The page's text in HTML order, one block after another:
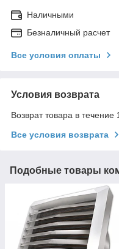
Наличными
Безналичный расчет
Все условия оплаты
Условия возврата
Возврат товара в
Все условия возврата
Подобные товары